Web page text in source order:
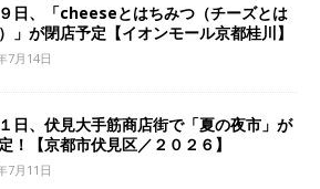
日、「cheeseとはちみつ（チーズとは
」が閉店予定【イオンモール京都桂川】
7月14日
日、伏見大手筋商店街で「夏の夜市」が
！【京都市伏見区／２０２６】
7月11日